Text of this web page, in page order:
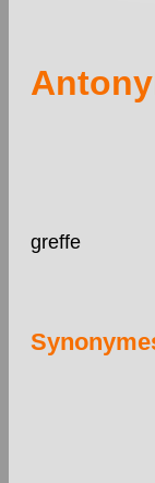
greffe